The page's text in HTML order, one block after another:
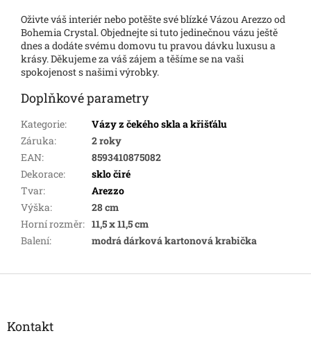
Oživte váš interiér nebo potěšte své blízké Vázou Arezzo od
Bohemia Crystal. Objednejte si tuto jedinečnou vázu ještě
dnes a dodáte svému domovu tu pravou dávku luxusu a
krásy. Děkujeme za váš zájem a těšíme se na vaši
spokojenost s našimi výrobky.
Doplňkové parametry
Kategorie:
Vázy z čekého skla a křišťálu
Záruka:
2 roky
EAN:
8593410875082
Dekorace:
sklo čiré
Tvar:
Arezzo
Výška:
28 cm
Horní rozměr: 11,5 x 11,5 cm
Balení: modrá dárková kartonová krabička
Z
Kontakt